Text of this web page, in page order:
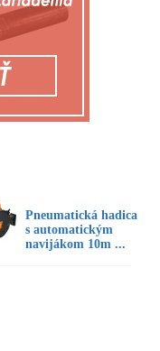
Pneumatická hadica
s automatickým
navijákom 10m ...